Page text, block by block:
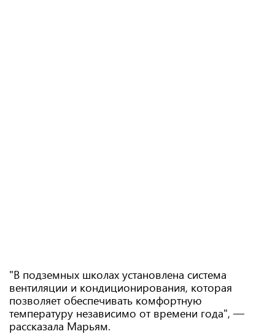
"В подземных школах установлена ​​система
вентиляции и кондиционирования, которая
позволяет обеспечивать комфортную
температуру независимо от времени года", —
рассказала Марьям.